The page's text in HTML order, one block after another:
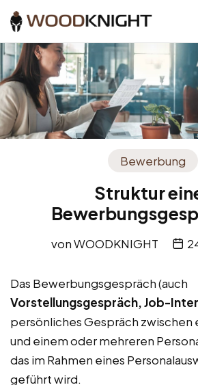
Bewerbung
Struktur
vonWOODKNIGHT
Das Bewerbungsgespräch (auch
Vorstellungsgespräch, Job-
persönliches Gespräch
und einem oder mehreren
das im Rahmen eines
geführt wird.